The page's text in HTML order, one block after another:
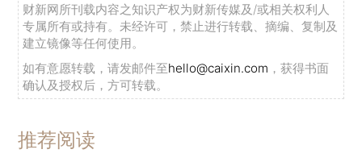
财新网所刊载内容之知识产权为财新传媒及/或相关权利人
专属所有或持有。未经许可，禁止进行转载、摘编、复制及
建立镜像等任何使用。
如有意愿转载，请发邮件至hello@caixin.com ，获得书面
确认及授权后，方可转载。
推荐阅读